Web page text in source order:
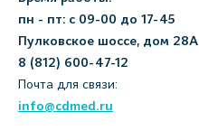
пн - пт: с 09-00 до 17-45
Пулковское шоссе, дом 28А
8 (812) 600-47-12
Почта для связи:
info@cdmed.ru